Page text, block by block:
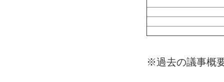
※過去の議事概